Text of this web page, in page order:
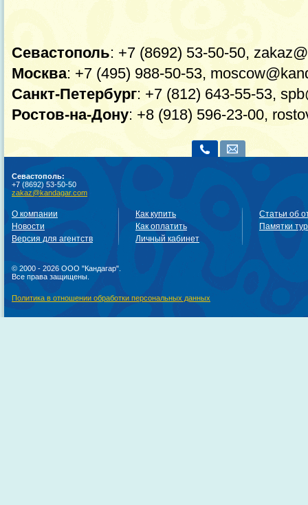
Севастополь: +7 (8692) 53-50-50,
Москва: +7 (495) 988-50-53,
Санкт-Петербург: +7 (812) 643-55-53,
Ростов-на-Дону: +8 (918) 596-23-00,
Севастополь:
+7 (8692) 53-50-50
zakaz@kandagar.com
О компании
Новости
Версия для агентств
Как купить
Как оплатить
Личный кабинет
Статьи об
Памятки
© 2000 - 2026 ООО "Кандагар".
Все права защищены.
Политика в отношении обработки персональных данных